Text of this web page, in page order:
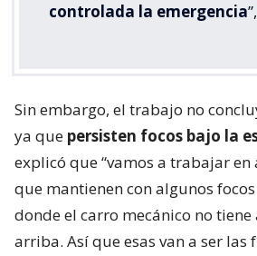
controlada la emergencia
Sin embargo, el trabajo no
ya que persisten focos bajo la
explicó que “vamos a trabajar
que mantienen con algunos
donde el carro mecánico no tiene
arriba. Así que esas van a ser las